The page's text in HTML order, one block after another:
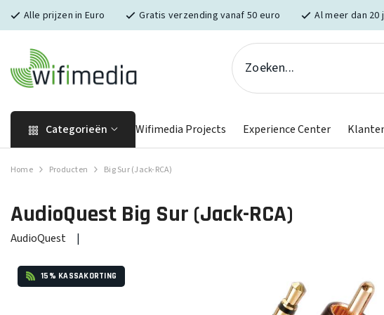
Alle prijzen in Euro Gratis verzending vanaf 50 euro Al meer dan
Categorieën Wifimedia Projects Experience Center
Home Producten Big Sur (Jack-RCA)
AudioQuest Big Sur (Jack-RCA)
AudioQuest |
15% KASSAKORTING